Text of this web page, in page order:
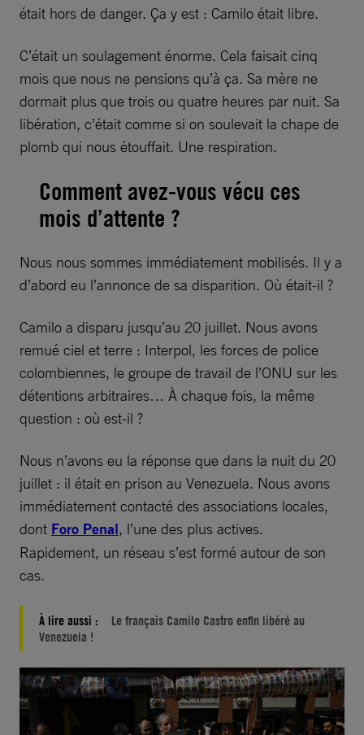
était hors de danger. Ça y est : Camilo était libre.
C’était un soulagement énorme. Cela faisait cinq
mois que nous ne pensions qu’à ça. Sa mère ne
dormait plus que trois ou quatre heures par nuit. Sa
libération, c’était comme si on soulevait la chape de
plomb qui nous étouffait. Une respiration.
Comment avez-vous vécu ces
mois d’attente ?
Nous nous sommes immédiatement mobilisés. Il y a
d’abord eu l’annonce de sa disparition. Où était-il ?
Camilo a disparu jusqu’au 20 juillet. Nous avons
remué ciel et terre : Interpol, les forces de police
colombiennes, le groupe de travail de l’ONU sur les
détentions arbitraires… À chaque fois, la même
question : où est-il ?
Nous n’avons eu la réponse que dans la nuit du 20
juillet : il était en prison au Venezuela. Nous avons
immédiatement contacté des associations locales,
dont Foro Penal, l’une des plus actives.
Rapidement, un réseau s’est formé autour de son
cas.
À lire aussi :
Le français Camilo Castro enfin libéré au
Venezuela !